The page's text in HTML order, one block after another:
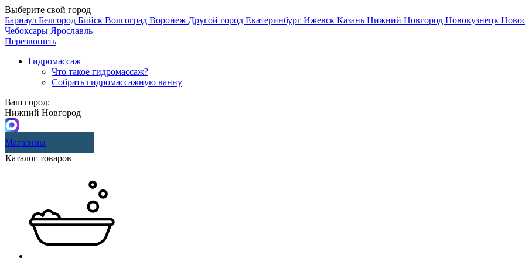
Выберите свой город
Барнаул Белгород Бийск Волгоград Воронеж Другой город Екатеринбург Ижевск Казань Нижний Новгород Новокузнецк
Чебоксары Ярославль
Перезвонить
Гидромассаж
Что такое гидромассаж?
Собрать гидромассажную ванну
Ваш город:
Нижний Новгород
Магазины
Каталог товаров